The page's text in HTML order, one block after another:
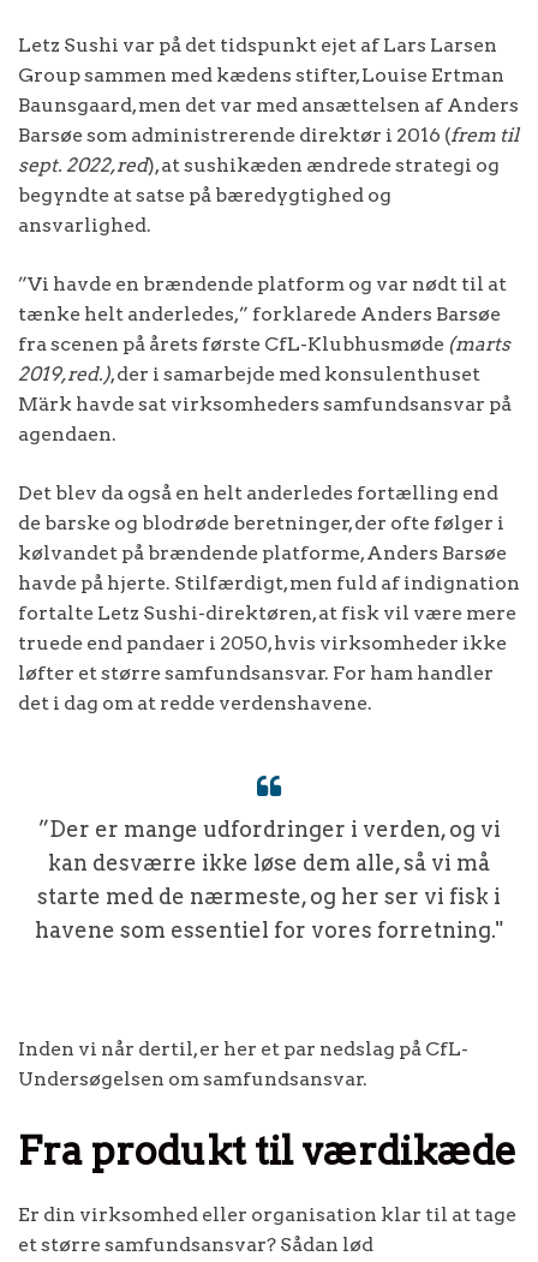
Letz Sushi var på det tidspunkt ejet af Lars Larsen
Group sammen med kædens stifter, Louise Ertman
Baunsgaard, men det var med ansættelsen af Anders
Barsøe som administrerende direktør i 2016 (frem til
sept. 2022, red), at sushikæden ændrede strategi og
begyndte at satse på bæredygtighed og
ansvarlighed.
”Vi havde en brændende platform og var nødt til at
tænke helt anderledes,” forklarede Anders Barsøe
fra scenen på årets første CfL-Klubhusmøde (marts
2019, red.), der i samarbejde med konsulenthuset
Märk havde sat virksomheders samfundsansvar på
agendaen.
Det blev da også en helt anderledes fortælling end
de barske og blodrøde beretninger, der ofte følger i
kølvandet på brændende platforme, Anders Barsøe
havde på hjerte. Stilfærdigt, men fuld af indignation
fortalte Letz Sushi-direktøren, at fisk vil være mere
truede end pandaer i 2050, hvis virksomheder ikke
løfter et større samfundsansvar. For ham handler
det i dag om at redde verdenshavene.
”Der er mange udfordringer i verden, og vi
kan desværre ikke løse dem alle, så vi må
starte med de nærmeste, og her ser vi fisk i
havene som essentiel for vores forretning."
Inden vi når dertil, er her et par nedslag på CfL-
Undersøgelsen om samfundsansvar.
Fra produkt til værdikæde
Er din virksomhed eller organisation klar til at tage
et større samfundsansvar? Sådan lød